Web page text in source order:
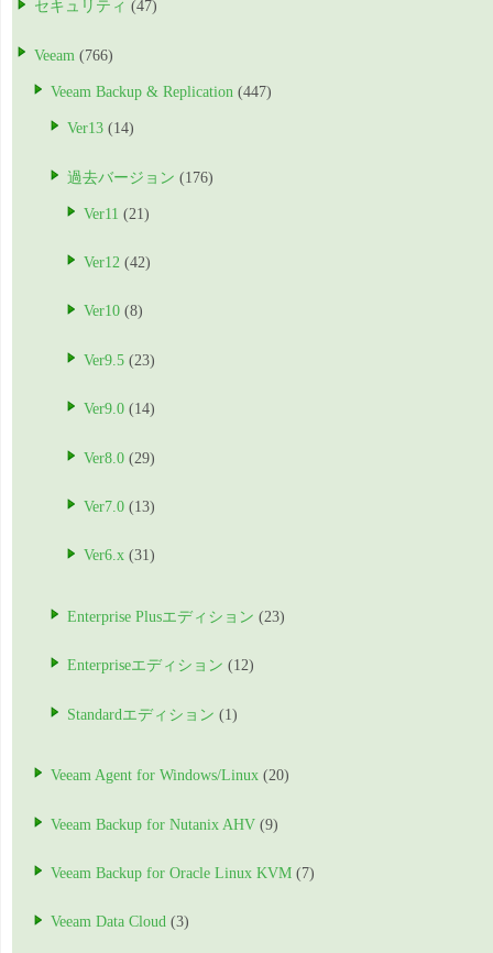
セキュリティ (47)
Veeam (766)
Veeam Backup & Replication (447)
Ver13 (14)
過去バージョン (176)
Ver11 (21)
Ver12 (42)
Ver10 (8)
Ver9.5 (23)
Ver9.0 (14)
Ver8.0 (29)
Ver7.0 (13)
Ver6.x (31)
Enterprise Plusエディション (23)
Enterpriseエディション (12)
Standardエディション (1)
Veeam Agent for Windows/Linux (20)
Veeam Backup for Nutanix AHV (9)
Veeam Backup for Oracle Linux KVM (7)
Veeam Data Cloud (3)